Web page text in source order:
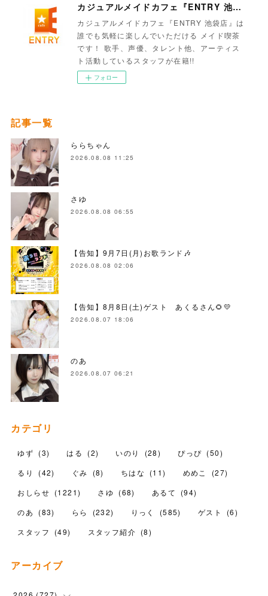
カジュアルメイドカフェ『ENTRY 池袋店』
カジュアルメイドカフェ『ENTRY 池袋店』は
誰でも気軽に楽しんでいただける メイド喫茶
です！ 歌手、声優、タレント他、アーティス
ト活動しているスタッフが在籍!!
フォロー
記事一覧
ららちゃん
2026.08.08 11:25
さゆ
2026.08.08 06:55
【告知】9月7日(月)お歌ランド🎶
2026.08.08 02:06
【告知】8月8日(土)ゲスト あくるさん🌻💛
2026.08.07 18:06
のあ
2026.08.07 06:21
カテゴリ
ゆず (3) はる (2) いのり (28) ぴっぴ (50)
るり
(42) ぐみ (8) ちはな (11) めめこ (27)
おしらせ (1221) さゆ (68) あるて (94)
のあ
(83) らら (232) りっく (585) ゲスト (6)
スタッフ
(49) スタッフ紹介 (8)
アーカイブ